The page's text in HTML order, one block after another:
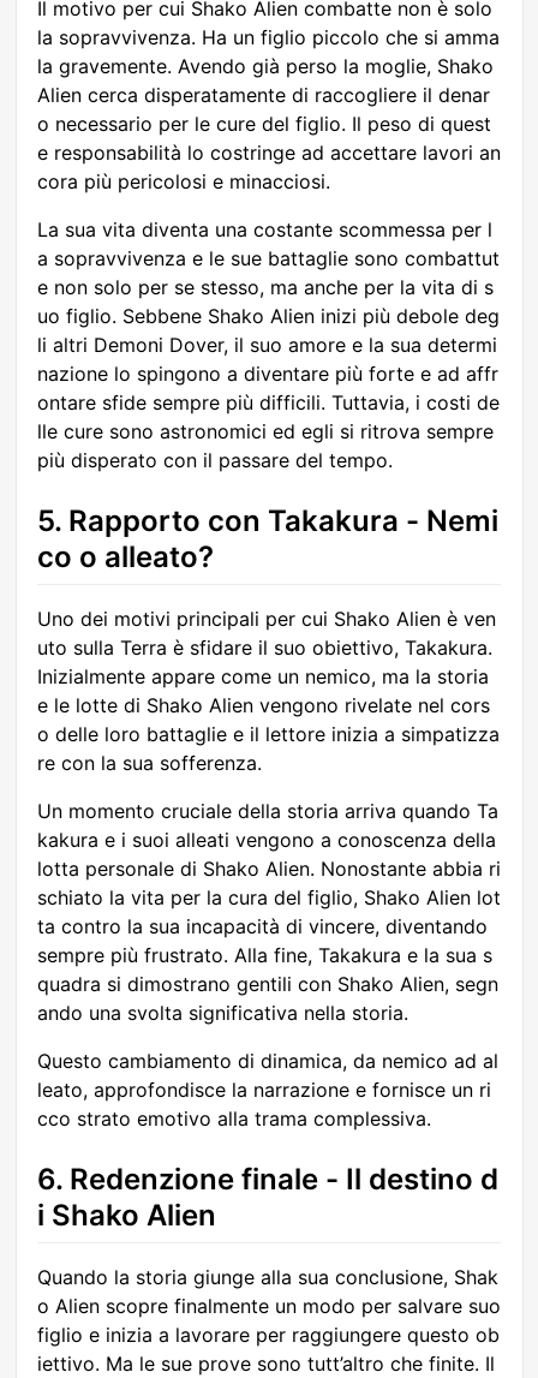
Il motivo per cui Shako Alien combatte non è solo
la sopravvivenza. Ha un figlio piccolo che si amma
la gravemente. Avendo già perso la moglie, Shako
Alien cerca disperatamente di raccogliere il denar
o necessario per le cure del figlio. Il peso di quest
e responsabilità lo costringe ad accettare lavori an
cora più pericolosi e minacciosi.
La sua vita diventa una costante scommessa per l
a sopravvivenza e le sue battaglie sono combattut
e non solo per se stesso, ma anche per la vita di s
uo figlio. Sebbene Shako Alien inizi più debole deg
li altri Demoni Dover, il suo amore e la sua determi
nazione lo spingono a diventare più forte e ad affr
ontare sfide sempre più difficili. Tuttavia, i costi de
lle cure sono astronomici ed egli si ritrova sempre
più disperato con il passare del tempo.
5. Rapporto con Takakura - Nemi
co o alleato?
Uno dei motivi principali per cui Shako Alien è ven
uto sulla Terra è sfidare il suo obiettivo, Takakura.
Inizialmente appare come un nemico, ma la storia
e le lotte di Shako Alien vengono rivelate nel cors
o delle loro battaglie e il lettore inizia a simpatizza
re con la sua sofferenza.
Un momento cruciale della storia arriva quando Ta
kakura e i suoi alleati vengono a conoscenza della
lotta personale di Shako Alien. Nonostante abbia ri
schiato la vita per la cura del figlio, Shako Alien lot
ta contro la sua incapacità di vincere, diventando
sempre più frustrato. Alla fine, Takakura e la sua s
quadra si dimostrano gentili con Shako Alien, segn
ando una svolta significativa nella storia.
Questo cambiamento di dinamica, da nemico ad al
leato, approfondisce la narrazione e fornisce un ri
cco strato emotivo alla trama complessiva.
6. Redenzione finale - Il destino d
i Shako Alien
Quando la storia giunge alla sua conclusione, Shak
o Alien scopre finalmente un modo per salvare suo
figlio e inizia a lavorare per raggiungere questo ob
iettivo. Ma le sue prove sono tutt’altro che finite. Il